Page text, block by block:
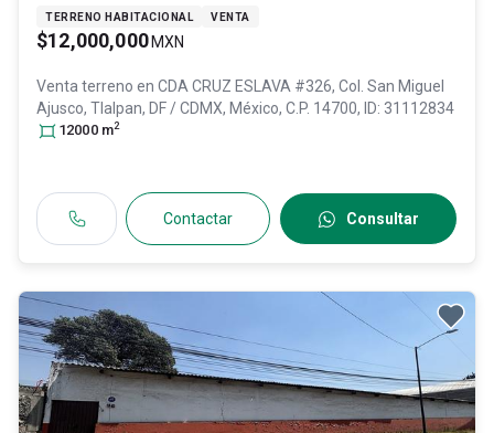
TERRENO HABITACIONAL VENTA
$12,000,000 MXN
Venta terreno en CDA CRUZ ESLAVA #326, Col. San Miguel
Ajusco, Tlalpan, DF / CDMX, México, C.P. 14700, ID: 31112834
12000 m2
Contactar Consultar